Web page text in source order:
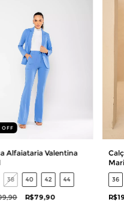
OFF
Alfaiataria Valentina
38 40 42 44
R$79,90
36